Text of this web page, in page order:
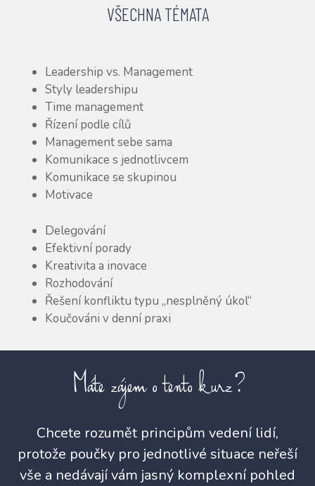
VŠECHNA TÉMATA
Leadership vs. Management
Styly leadershipu
Time management
Řízení podle cílů
Management sebe sama
Komunikace s jednotlivcem
Komunikace se skupinou
Motivace
Delegování
Efektivní porady
Kreativita a inovace
Rozhodování
Řešení konfliktu typu „nesplněný úkol“
Koučováni v denní praxi
Máte zájem o tento kurz?
Chcete rozumět principům vedení lidí,
protože poučky pro jednotlivé situace neřeší
vše a nedávají vám jasný komplexní pohled